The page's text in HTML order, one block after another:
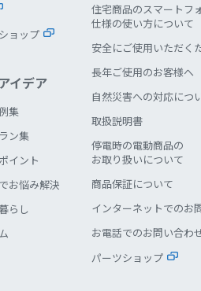
ョップ
イデア
集
ン集
イント
お悩み解決
らし
住宅商品のスマートフ
仕様の使い方について
安全にご使用いただく
長年ご使用のお客様へ
自然災害への対応につ
取扱説明書
停電時の電動商品の
お取り扱いについて
商品保証について
インターネットでのお
お電話でのお問い合わ
パーツショップ